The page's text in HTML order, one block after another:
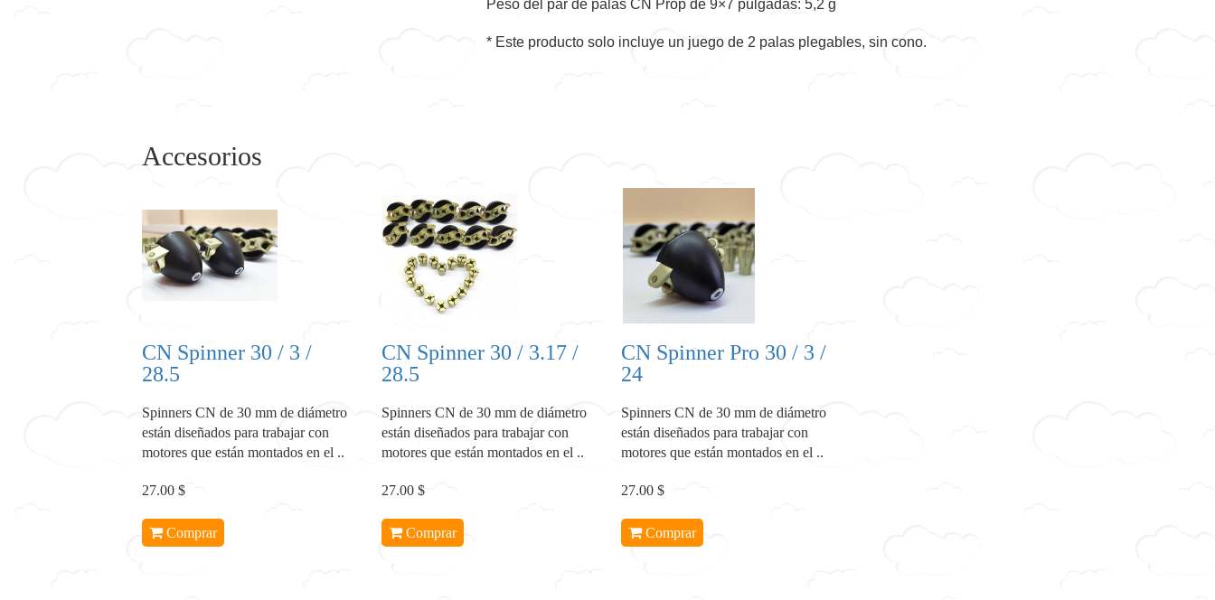
Peso del par de palas CN Prop de 9×7 pulgadas: 5,2 g
* Este producto solo incluye un juego de 2 palas plegables, sin cono.
Accesorios
CN Spinner 30 / 3 /
28.5
Spinners CN de 30 mm de diámetro
están diseñados para trabajar con
motores que están montados en el ..
27.00 $
Comprar
CN Spinner 30 / 3.17 /
28.5
Spinners CN de 30 mm de diámetro
están diseñados para trabajar con
motores que están montados en el ..
27.00 $
Comprar
CN Spinner Pro 30 / 3 /
24
Spinners CN de 30 mm de diámetro
están diseñados para trabajar con
motores que están montados en el ..
27.00 $
Comprar